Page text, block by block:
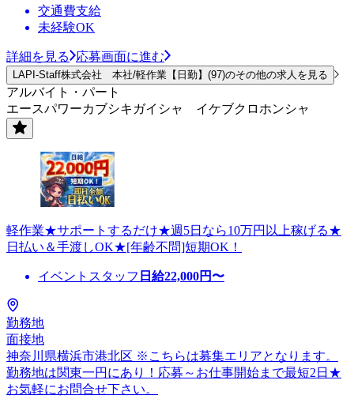
交通費支給
未経験OK
詳細を見る 応募画面に進む
LAPI-Staff株式会社 本社/軽作業【日勤】(97)のその他の求人を見る
アルバイト・パート
エースパワーカブシキガイシャ イケブクロホンシャ
軽作業★サポートするだけ★週5日なら10万円以上稼げる★
日払い＆手渡しOK★[年齢不問]短期OK！
イベントスタッフ 日給22,000円〜
勤務地
面接地
神奈川県横浜市港北区 ※こちらは募集エリアとなります。
勤務地は関東一円にあり！応募～お仕事開始まで最短2日★
お気軽にお問合せ下さい。